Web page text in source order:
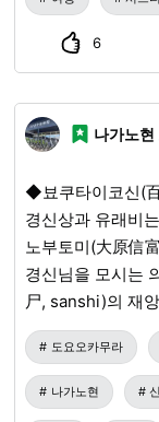
6
나가노현
◆뵤쿠타이코신(
경신상과 유래비
노부토미(大原信富)가 건립
경신님을 모시는
尸, sanshi)의 재
자(庵寺)의 비구
코테(林横手)에 백
람들도 많이 경신
천제(天帝)에게
도요오카무라
나가노현